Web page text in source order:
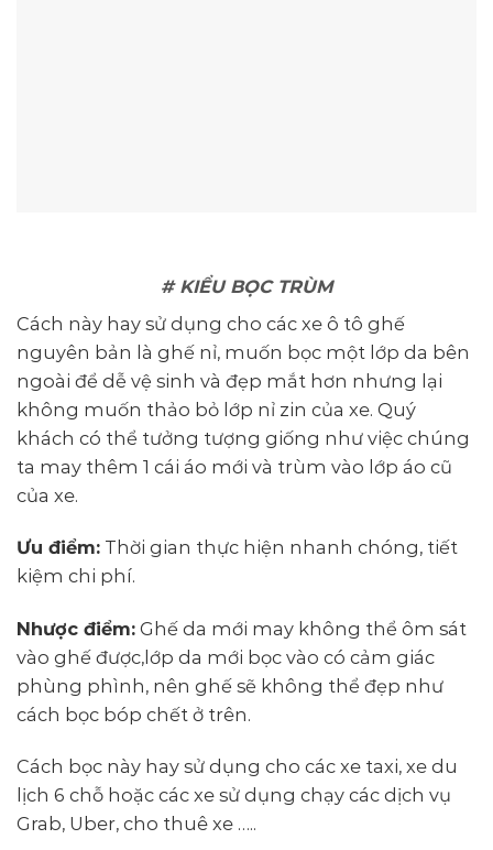
# KIỂU BỌC TRÙM
Cách này hay sử dụng cho các xe ô tô ghế
nguyên bản là ghế nỉ, muốn bọc một lớp da bên
ngoài để dễ vệ sinh và đẹp mắt hơn nhưng lại
không muốn thảo bỏ lớp nỉ zin của xe. Quý
khách có thể tưởng tượng giống như việc chúng
ta may thêm 1 cái áo mới và trùm vào lớp áo cũ
của xe.
Ưu điểm: Thời gian thực hiện nhanh chóng, tiết
kiệm chi phí.
Nhược điểm: Ghế da mới may không thể ôm sát
vào ghế được,lớp da mới bọc vào có cảm giác
phùng phình, nên ghế sẽ không thể đẹp như
cách bọc bóp chết ở trên.
Cách bọc này hay sử dụng cho các xe taxi, xe du
lịch 6 chỗ hoặc các xe sử dụng chạy các dịch vụ
Grab, Uber, cho thuê xe …..